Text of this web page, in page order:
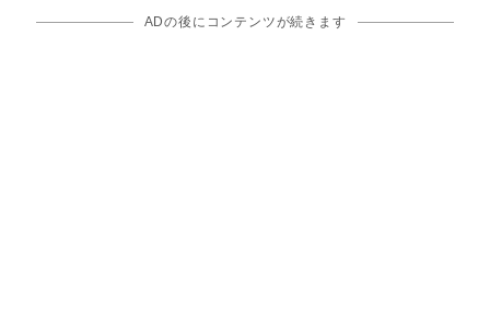
ADの後にコンテンツが続きます